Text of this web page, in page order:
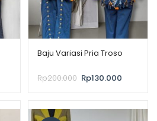
Baju Variasi Pria Troso
Rp200.000 Rp130.000